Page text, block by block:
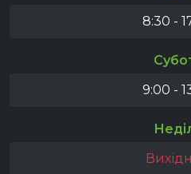
8:30 -
9:00 -